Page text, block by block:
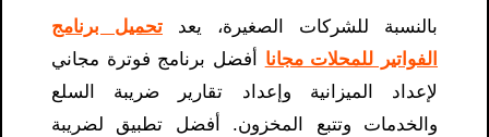
بالنسبة للشركات الصغيرة، يعد تحميل برنامج
الفواتير للمحلات مجانا​ أفضل برنامج فوترة مجاني
لإعداد الميزانية وإعداد تقارير ضريبة السلع
والخدمات وتتبع المخزون. أفضل تطبيق لضريبة